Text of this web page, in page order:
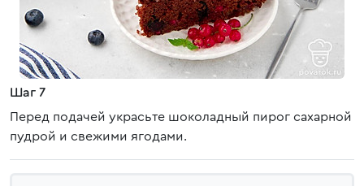
Шаг 7
Перед подачей украсьте шоколадный пирог сахарной
пудрой и свежими ягодами.